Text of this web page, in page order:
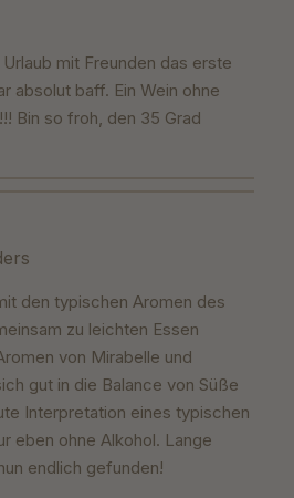
Sternen
mit Freunden das erste
absolut baff. Ein Wein ohne
Bin so froh, den 35 Grad
Sternen
den typischen Aromen des
zu leichten Essen
von Mirabelle und
gut in die Balance von Süße
Interpretation eines typischen
eben ohne Alkohol. Lange
endlich gefunden!